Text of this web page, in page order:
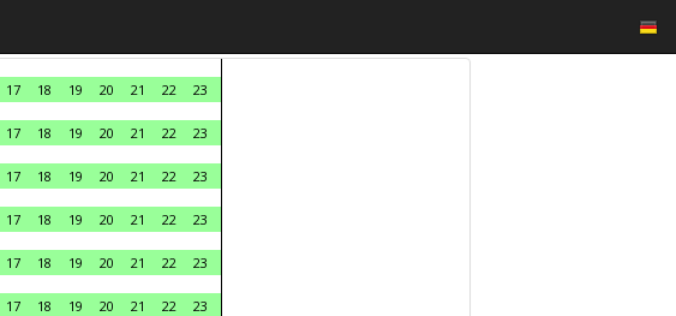
17 18 19 20 21 22
23
17 18 19 20 21 22
23
17 18 19 20 21 22
23
17 18 19 20 21 22
23
17 18 19 20 21 22
23
17 18 19 20 21 22
23